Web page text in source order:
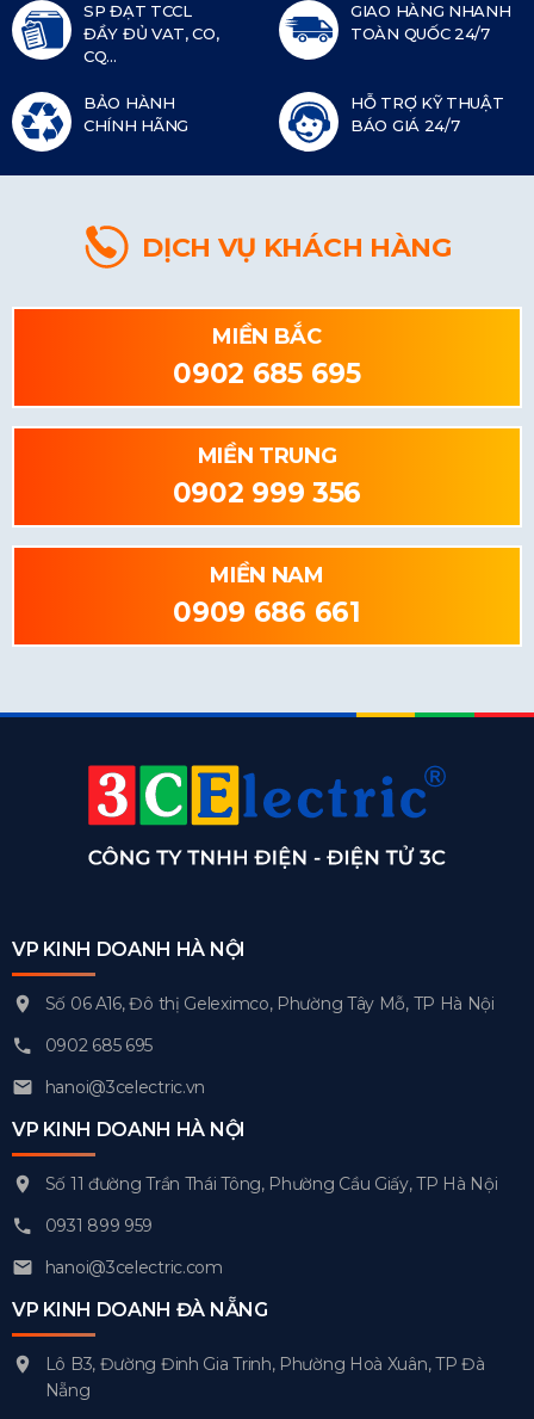
SP ĐẠT TCCL
ĐẦY ĐỦ VAT, CO,
CQ...
GIAO HÀNG NHANH
TOÀN QUỐC 24/7
BẢO HÀNH
CHÍNH HÃNG
HỖ TRỢ KỸ THUẬT
BÁO GIÁ 24/7
DỊCH VỤ KHÁCH HÀNG
MIỀN BẮC
0902 685 695
MIỀN TRUNG
0902 999 356
MIỀN NAM
0909 686 661
VP KINH DOANH HÀ NỘI
Số 06 A16, Đô thị Geleximco, Phường Tây Mỗ, TP Hà Nội
0902 685 695
hanoi@3celectric.vn
VP KINH DOANH HÀ NỘI
Số 11 đường Trần Thái Tông, Phường Cầu Giấy, TP Hà Nội
0931 899 959
hanoi@3celectric.com
VP KINH DOANH ĐÀ NẴNG
Lô B3, Đường Đinh Gia Trinh, Phường Hoà Xuân, TP Đà
Nẵng